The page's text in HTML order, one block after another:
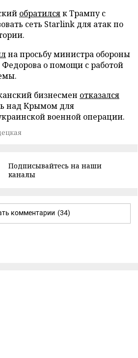
обратилсяк Трампу с
сеть Starlink для атак по
на просьбу министра обороны
о помощи с работой
бизнесмен отказался
над Крымом для
военной операции.
Подписывайтесь на наши
каналы
комментарии (34)